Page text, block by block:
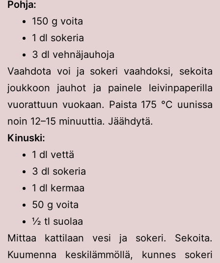
Pohja:
150 g voita
1 dl sokeria
3 dl vehnäjauhoja
Vaahdota voi ja sokeri vaahdoksi, sekoita
joukkoon jauhot ja painele leivinpaperilla
vuorattuun vuokaan. Paista 175 °C uunissa
noin 12–15 minuuttia. Jäähdytä.
Kinuski:
1 dl vettä
3 dl sokeria
1 dl kermaa
50 g voita
½ tl suolaa
Mittaa kattilaan vesi ja sokeri. Sekoita.
Kuumenna keskilämmöllä, kunnes sokeri